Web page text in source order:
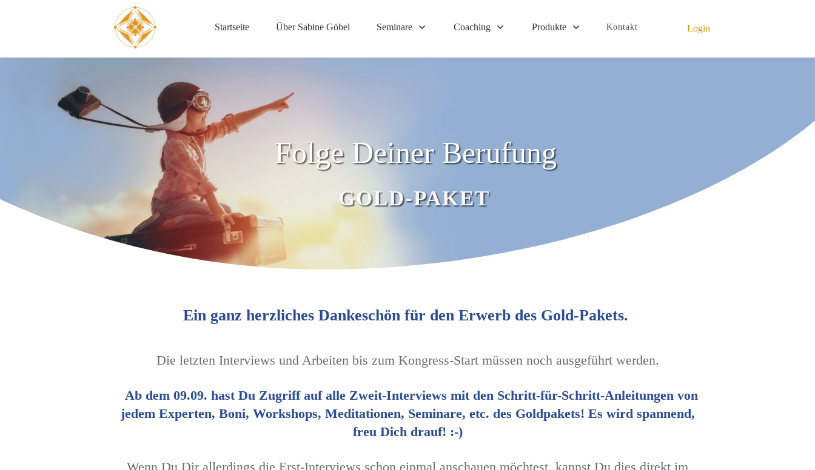
Startseite Über Sabine Göbel Seminare Coaching Produkte Kontakt Login
Folge Deiner Berufung
GOLD-PAKET
Ein ganz herzliches Dankeschön für den Erwerb des Gold-Pakets.
Die letzten Interviews und Arbeiten bis zum Kongress-Start müssen noch ausgeführt werden.
Ab dem 09.09. hast Du Zugriff auf alle Zweit-Interviews mit den Schritt-für-Schritt-Anleitungen von
jedem Experten, Boni, Workshops, Meditationen, Seminare, etc. des Goldpakets! Es wird spannend,
freu Dich drauf! :-)
Wenn Du Dir allerdings die Erst-Interviews schon einmal anschauen möchtest, kannst Du dies direkt im